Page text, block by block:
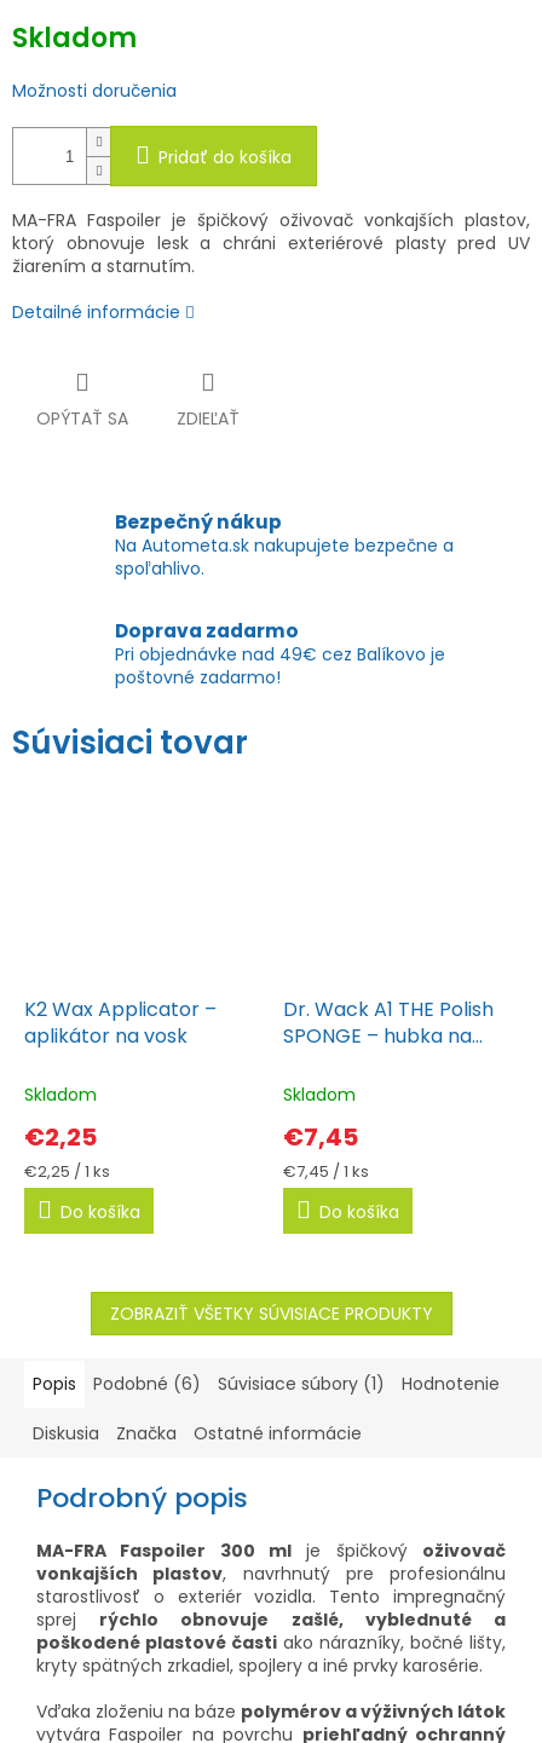
Skladom
Možnosti doručenia
Pridať do košíka
MA-FRA Faspoiler je špičkový oživovač vonkajších plastov,
ktorý obnovuje lesk a chráni exteriérové plasty pred UV
žiarením a starnutím.
Detailné informácie
OPÝTAŤ SA ZDIEĽAŤ
Bezpečný nákup
Na Autometa.sk nakupujete bezpečne a
spoľahlivo.
Doprava zadarmo
Pri objednávke nad 49€ cez Balíkovo je
poštovné zadarmo!
Súvisiaci tovar
K2 Wax Applicator –
aplikátor na vosk
Skladom
€2,25
Jednotková
cena:
€2,25 / 1 ks
Do košíka
Dr. Wack A1 THE Polish
SPONGE – hubka na
Skladom
€7,45
Jednotková
cena:
€7,45 / 1 ks
Do košíka
ZOBRAZIŤ VŠETKY SÚVISIACE PRODUKTY
Popis Podobné (6) Súvisiace súbory (1) Hodnotenie
Diskusia Značka Ostatné informácie
Podrobný popis
MA-FRA Faspoiler 300 ml je špičkový oživovač
vonkajších plastov, navrhnutý pre profesionálnu
starostlivosť o exteriér vozidla. Tento impregnačný
sprej rýchlo obnovuje zašlé, vyblednuté a
poškodené plastové časti ako nárazníky, bočné lišty,
kryty spätných zrkadiel, spojlery a iné prvky karosérie.
Vďaka zloženiu na báze polymérov a výživných látok
vytvára Faspoiler na povrchu priehľadný ochranný